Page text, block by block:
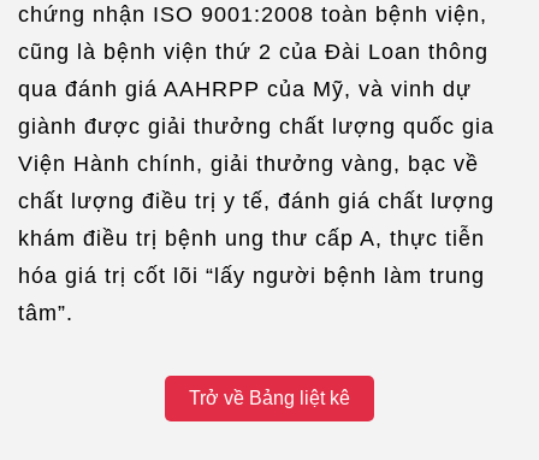
chứng nhận ISO 9001:2008 toàn bệnh viện,
cũng là bệnh viện thứ 2 của Đài Loan thông
qua đánh giá AAHRPP của Mỹ, và vinh dự
giành được giải thưởng chất lượng quốc gia
Viện Hành chính, giải thưởng vàng, bạc về
chất lượng điều trị y tế, đánh giá chất lượng
khám điều trị bệnh ung thư cấp A, thực tiễn
hóa giá trị cốt lõi “lấy người bệnh làm trung
tâm”.
Trở về Bảng liệt kê